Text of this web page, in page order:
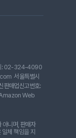
: 02-324-4090
서울특별시
판매업신고번호:
Amazon Web
아니며, 판매자
체 책임을 지